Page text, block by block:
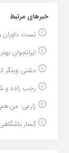
خبر‌های مرتبط
تست داوران
ایرانجوان
دشتی وینگر
رجب زاده و
زارعی: من
گسار